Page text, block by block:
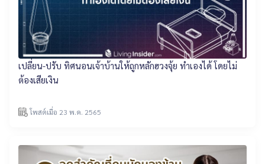
เปลี่ยน-ปรับ ทิศนอนเจ้าบ้านให้ถูกหลักฮวงจุ้ย ทำเองได้ โดยไม่
ต้องเสียเงิน
โพสต์เมื่อ 23 พ.ค. 2565